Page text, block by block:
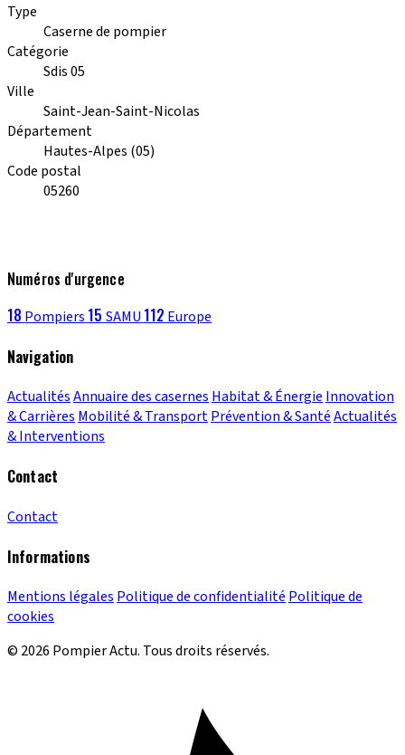
Type
Caserne de pompier
Catégorie
Sdis 05
Ville
Saint-Jean-Saint-Nicolas
Département
Hautes-Alpes (05)
Code postal
05260
Numéros d'urgence
18 Pompiers 15 SAMU 112 Europe
Navigation
ActualitésAnnuaire des casernes Habitat & Énergie Innovation
& Carrières Mobilité & TransportPrévention & SantéActualités
& Interventions
Contact
Contact
Informations
Mentions légales Politique de confidentialité Politique de
cookies
© 2026 Pompier Actu. Tous droits réservés.